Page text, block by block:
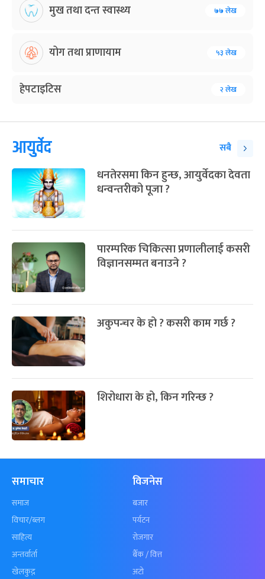
मुख तथा दन्त स्वास्थ्य ७७ लेख
योग तथा प्राणायाम ५३ लेख
हेपटाइटिस २ लेख
आयुर्वेद सबै
धनतेरसमा किन हुन्छ, आयुर्वेदका देवता
धन्वन्तरीको पूजा ?
पारम्परिक चिकित्सा प्रणालीलाई कसरी
विज्ञानसम्मत बनाउने ?
अकुपन्चर के हो ? कसरी काम गर्छ ?
शिरोधारा के हो, किन गरिन्छ ?
समाचार
समाज
विचार/ब्लग
साहित्य
अन्तर्वार्ता
खेलकुद़़
विजनेस
बजार
पर्यटन
रोजगार
बैँक / वित्त
अटो